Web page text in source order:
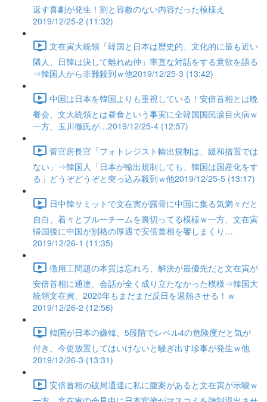
返す喜劇が発生！割と容赦のない内容だった模様え
2019/12/25-2 (11:32)
文在寅大統領「韓国と日本は歴史的、文化的に最も近い
隣人、日韓は決して離れぬ仲」率直な対話をする意欲を語る
⇒韓国人から非難殺到ｗ他2019/12/25-3 (13:42)
中国は日本を韓国よりも重視している！安倍首相とは晩
餐会、文大統領とは昼食という事実に全韓国国民涙目火病ｗ
一方、玉川徹氏が…2019/12/25-4 (12:57)
菅官房長官「フォトレジスト輸出規制は、緩和措置では
ない」⇒韓国人「日本が輸出規制しても、韓国は国産化をす
る」どうぞどうぞと突っ込み殺到ｗ他2019/12/25-5 (13:17)
日中韓サミットで文在寅が露骨に中国に集る気満々だと
自白、着々とブルーチームを裏切ってる模様ｗ一方、文在寅
帰国後に中国が別格の厚遇で安倍首相を饗しまくり…
2019/12/26-1 (11:35)
徴用工問題の本質は忘れろ、解決が最優先だと文在寅が
安倍首相に通達、会話が全く成り立たなかった模様⇒韓国大
統領文在寅、2020年もまだまだ反日を過熱させる！ｗ
2019/12/26-2 (12:56)
韓国が日本の嫌韓、5段階でレベル4の危険度だと気が
付き、今更放置してはいけないと騒ぎ出す珍事が発生ｗ他
2019/12/26-3 (13:31)
安倍首相の破局通達に私に腹案があると文在寅が示唆ｗ